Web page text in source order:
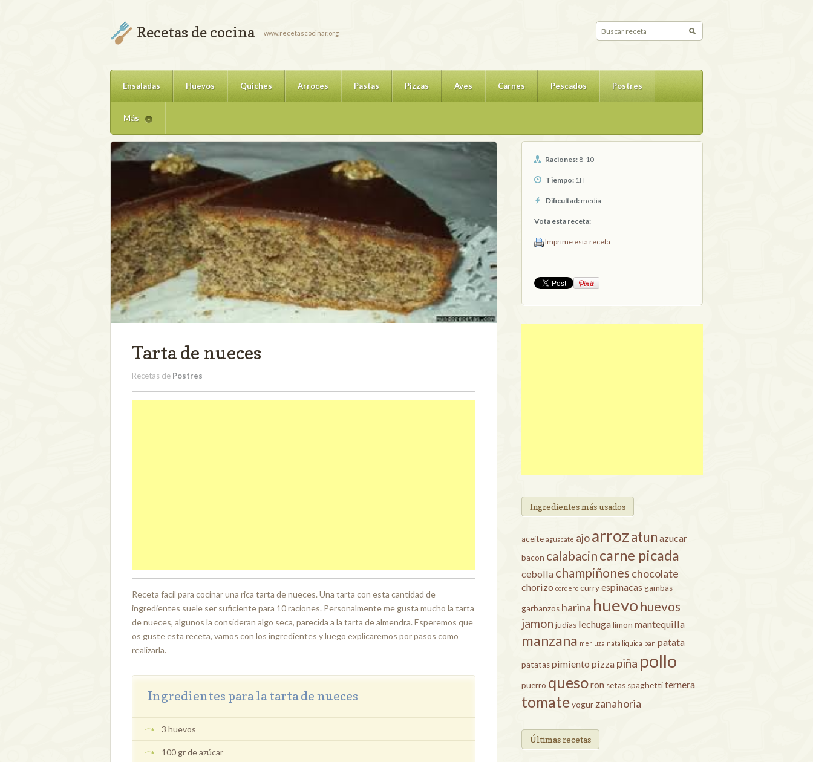
Recetas de cocina www.recetascocinar.org
Ensaladas Huevos Quiches Arroces Pastas Pizzas Aves Carnes Pescados Postres
Más
Tarta de nueces
Recetas de Postres
Receta facil para cocinar una rica tarta de nueces. Una tarta con esta cantidad de
ingredientes suele ser suficiente para 10 raciones. Personalmente me gusta mucho la tarta
de nueces, algunos la consideran algo seca, parecida a la tarta de almendra. Esperemos que
os guste esta receta, vamos con los ingredientes y luego explicaremos por pasos como
realizarla.
Ingredientes para la tarta de nueces
3 huevos
100 gr de azúcar
Raciones: 8-10
Tiempo: 1H
Dificultad: media
Vota esta receta:
Imprime esta receta
Ingredientes más usados
aceite aguacate ajoarrozatun azucar
bacon calabacin carne picada
cebolla champiñones chocolate
chorizo cordero curryespinacas gambas
garbanzos harina huevo huevos
jamon judias lechugalimon mantequilla
manzana merluza nata liquida pan patata
patataspimiento pizza piña pollo
puerro quesoron setas spaghettiternera
tomateyogur zanahoria
Últimas recetas